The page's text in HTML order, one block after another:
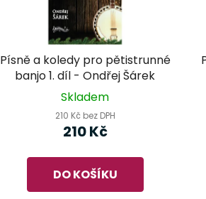
Písně a koledy pro pětistrunné
banjo 1. díl - Ondřej Šárek
Skladem
210 Kč bez DPH
210 Kč
DO KOŠÍKU